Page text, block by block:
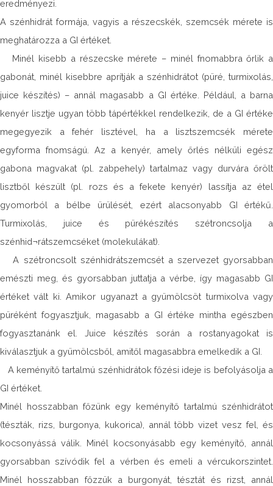
eredményezi.
A szénhidrát formája, vagyis a részecskék, szemcsék mérete is
meghatározza a GI értéket.
Minél kisebb a részecske mérete – minél fnomabbra őrlik a
gabonát, minél kisebbre aprítják a szénhidrátot (püré, turmixolás,
juice készítés) – annál magasabb a GI értéke. Például, a barna
kenyér lisztje ugyan több tápértékkel rendelkezik, de a GI értéke
megegyezik a fehér lisztével, ha a lisztszemcsék mérete
egyforma fnomságú. Az a kenyér, amely őrlés nélküli egész
gabona magvakat (pl. zabpehely) tartalmaz vagy durvára őrölt
lisztből készült (pl. rozs és a fekete kenyér) lassítja az étel
gyomorból a bélbe ürülését, ezért alacsonyabb GI értékű.
Turmixolás, juice és pürékészítés szétroncsolja a
szénhid¬rátszemcséket (molekulákat).
A szétroncsolt szénhidrátszemcsét a szervezet gyorsabban
emészti meg, és gyorsabban juttatja a vérbe, így magasabb GI
értéket vált ki. Amikor ugyanazt a gyümölcsöt turmixolva vagy
püréként fogyasztjuk, magasabb a GI értéke mintha egészben
fogyasztanánk el. Juice készítés során a rostanyagokat is
kiválasztjuk a gyümölcsből, amitől magasabbra emelkedik a GI.
A keményítő tartalmú szénhidrátok főzési ideje is befolyásolja a
GI értéket.
Minél hosszabban főzünk egy keményítő tartalmú szénhidrátot
(tészták, rizs, burgonya, kukorica), annál több vizet vesz fel, és
kocsonyássá válik. Minél kocsonyásabb egy keményítő, annál
gyorsabban szívódik fel a vérben és emeli a vércukorszintet.
Minél hosszabban főzzük a burgonyát, tésztát és rizst, annál